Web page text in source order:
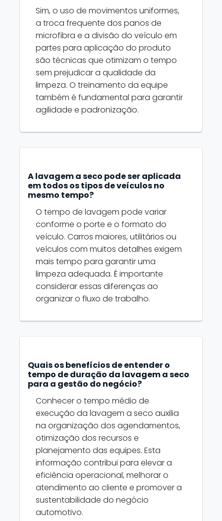
Sim, o uso de movimentos uniformes,
a troca frequente dos panos de
microfibra e a divisão do veículo em
partes para aplicação do produto
são técnicas que otimizam o tempo
sem prejudicar a qualidade da
limpeza. O treinamento da equipe
também é fundamental para garantir
agilidade e padronização.
A lavagem a seco pode ser aplicada
em todos os tipos de veículos no
mesmo tempo?
O tempo de lavagem pode variar
conforme o porte e o formato do
veículo. Carros maiores, utilitários ou
veículos com muitos detalhes exigem
mais tempo para garantir uma
limpeza adequada. É importante
considerar essas diferenças ao
organizar o fluxo de trabalho.
Quais os benefícios de entender o
tempo de duração da lavagem a seco
para a gestão do negócio?
Conhecer o tempo médio de
execução da lavagem a seco auxilia
na organização dos agendamentos,
otimização dos recursos e
planejamento das equipes. Esta
informação contribui para elevar a
eficiência operacional, melhorar o
atendimento ao cliente e promover a
sustentabilidade do negócio
automotivo.